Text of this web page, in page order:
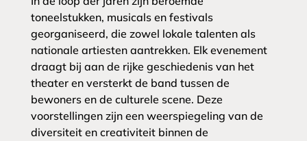
toneelstukken, musicals en festivals
georganiseerd, die zowel lokale talenten als
nationale artiesten aantrekken. Elk evenement
draagt bij aan de rijke geschiedenis van het
theater en versterkt de band tussen de
bewoners en de culturele scene. Deze
voorstellingen zijn een weerspiegeling van de
diversiteit en creativiteit binnen de